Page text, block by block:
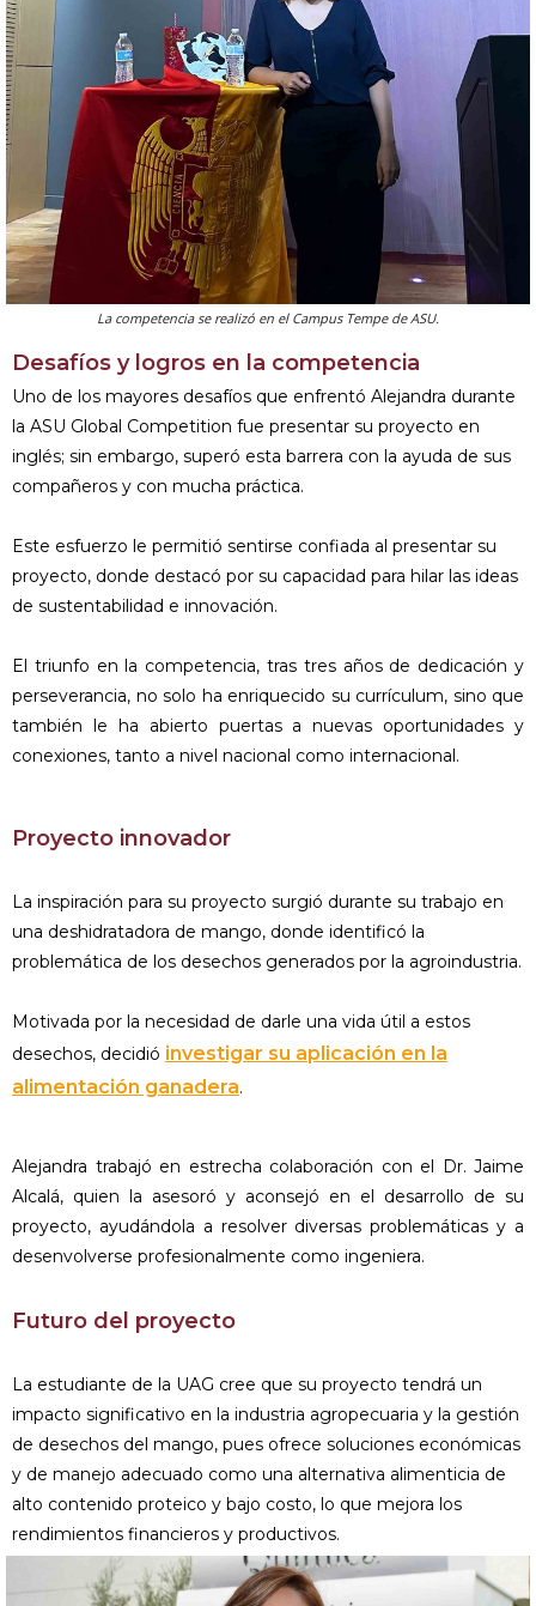
La competencia se realizó en el Campus Tempe de ASU.
Desafíos y logros en la competencia
Uno de los mayores desafíos que enfrentó Alejandra durante
la ASU Global Competition fue presentar su proyecto en
inglés; sin embargo, superó esta barrera con la ayuda de sus
compañeros y con mucha práctica.
Este esfuerzo le permitió sentirse confiada al presentar su
proyecto, donde destacó por su capacidad para hilar las ideas
de sustentabilidad e innovación.
El triunfo en la competencia, tras tres años de dedicación y
perseverancia, no solo ha enriquecido su currículum, sino que
también le ha abierto puertas a nuevas oportunidades y
conexiones, tanto a nivel nacional como internacional.
Proyecto innovador
La inspiración para su proyecto surgió durante su trabajo en
una deshidratadora de mango, donde identificó la
problemática de los desechos generados por la agroindustria.
Motivada por la necesidad de darle una vida útil a estos
desechos, decidió investigar su aplicación en la
alimentación ganadera.
Alejandra trabajó en estrecha colaboración con el Dr. Jaime
Alcalá, quien la asesoró y aconsejó en el desarrollo de su
proyecto, ayudándola a resolver diversas problemáticas y a
desenvolverse profesionalmente como ingeniera.
Futuro del proyecto
La estudiante de la UAG cree que su proyecto tendrá un
impacto significativo en la industria agropecuaria y la gestión
de desechos del mango, pues ofrece soluciones económicas
y de manejo adecuado como una alternativa alimenticia de
alto contenido proteico y bajo costo, lo que mejora los
rendimientos financieros y productivos.